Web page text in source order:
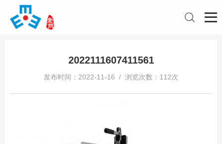
2022111607411561
发布时间：2022-11-16 / 浏览次数：112次